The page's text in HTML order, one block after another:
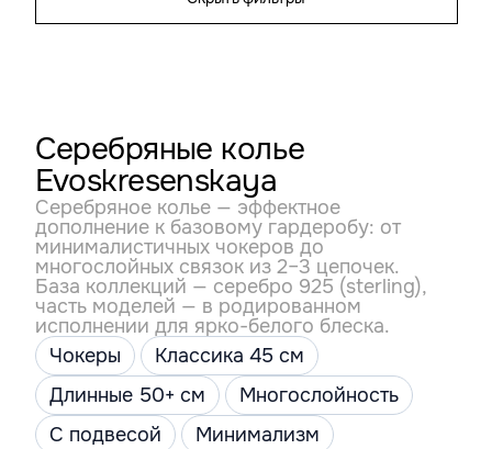
Серебряные колье
Evoskresenskaya
Серебряное колье — эффектное
дополнение к базовому гардеробу: от
минималистичных чокеров до
многослойных связок из 2–3 цепочек.
База коллекций — серебро 925 (sterling),
часть моделей — в родированном
исполнении для ярко-белого блеска.
Чокеры
Классика 45 см
Длинные 50+ см
Многослойность
С подвесой
Минимализм